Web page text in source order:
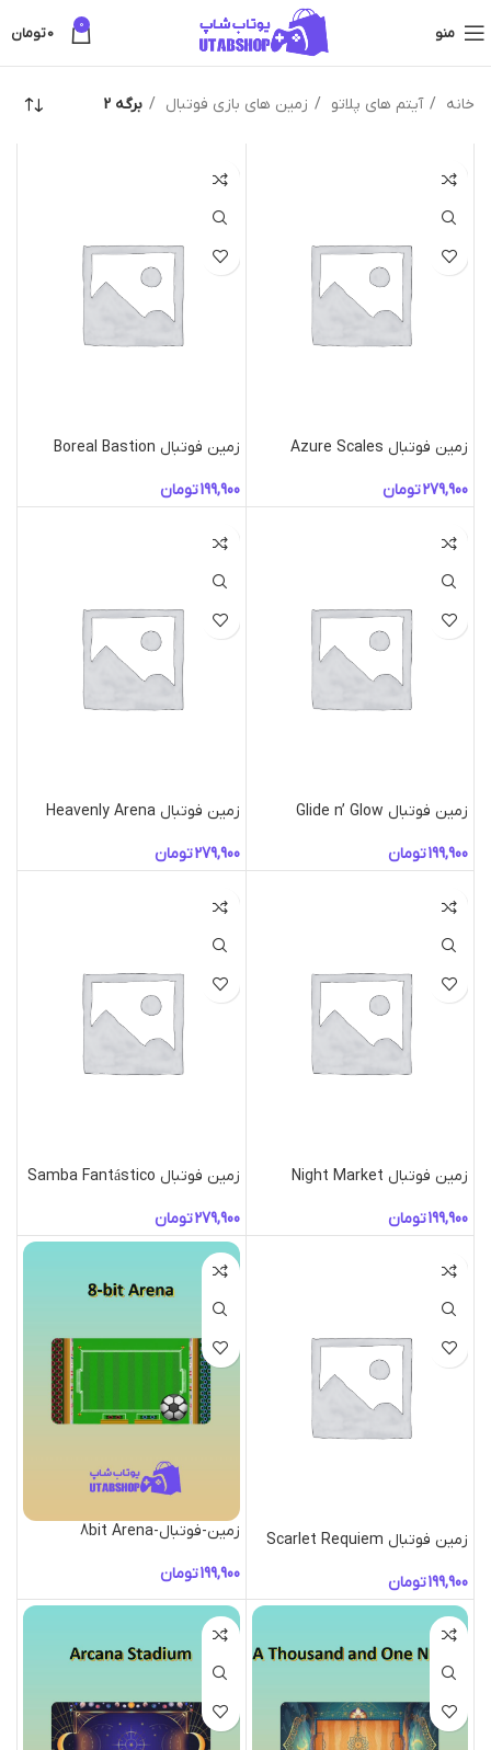
منو 0
0تومان
خانه آیتم های پلاتو زمین های بازی فوتبال برگه 2
زمین فوتبال Azure Scales
تومان
زمین فوتبال Boreal Bastion
تومان
زمین فوتبال Glide n’ Glow
تومان
زمین فوتبال Heavenly Arena
تومان
زمین فوتبال Night Market
تومان
زمین فوتبال Samba Fantástico
تومان
زمین فوتبال Scarlet Requiem
تومان
زمین-فوتبال-8bit Arena
تومان